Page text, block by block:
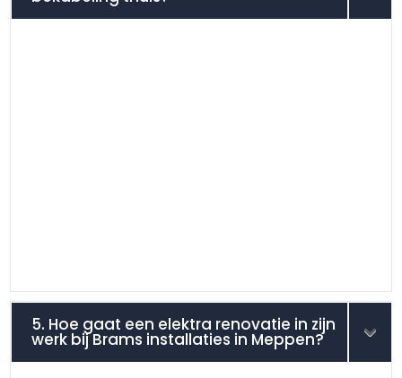
5. Hoe gaat een elektra renovatie in zijn
werk bij Brams installaties in Meppen?